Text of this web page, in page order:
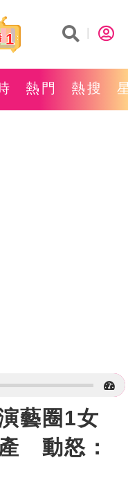
1
熱門 熱搜
藝圈1女
動怒：